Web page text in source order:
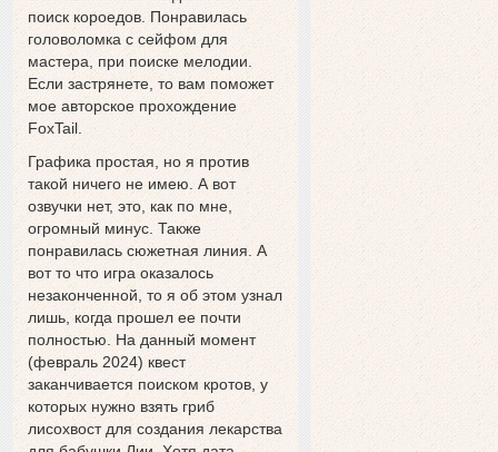
поиск короедов. Понравилась
головоломка с сейфом для
мастера, при поиске мелодии.
Если застрянете, то вам поможет
мое авторское прохождение
FoxTail.
Графика простая, но я против
такой ничего не имею. А вот
озвучки нет, это, как по мне,
огромный минус. Также
понравилась сюжетная линия. А
вот то что игра оказалось
незаконченной, то я об этом узнал
лишь, когда прошел ее почти
полностью. На данный момент
(февраль 2024) квест
заканчивается поиском кротов, у
которых нужно взять гриб
лисохвост для создания лекарства